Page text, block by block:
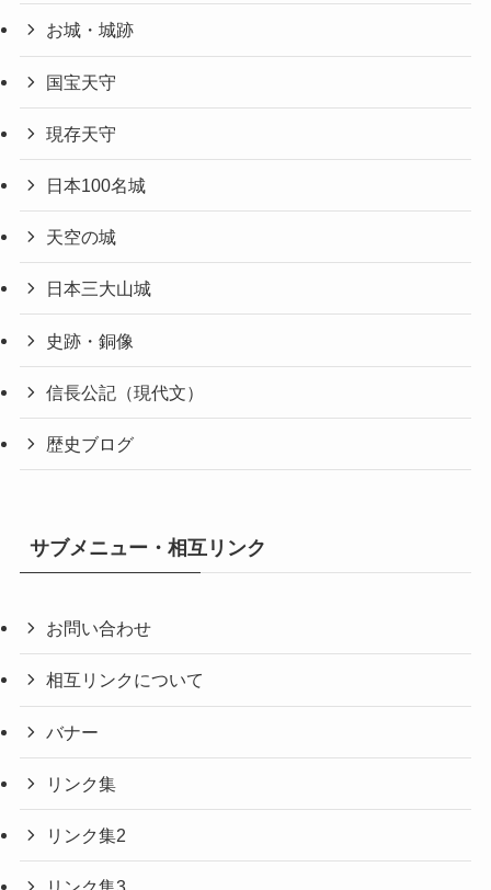
お城・城跡
国宝天守
現存天守
日本100名城
天空の城
日本三大山城
史跡・銅像
信長公記（現代文）
歴史ブログ
サブメニュー・相互リンク
お問い合わせ
相互リンクについて
バナー
リンク集
リンク集2